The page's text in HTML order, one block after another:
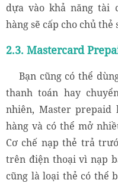
dựa vào khả năng tài
hàng sẽ cấp cho chủ
2.3. Mastercard
Bạn cũng có thể
thanh toán hay
nhiên, Master prepaid
hàng và có thể mở
Cơ chế nạp thẻ trả
trên điện thoại vì nạp
cũng là loại thẻ có thể